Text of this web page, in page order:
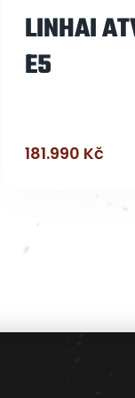
LINHAI
E5
181.990 Kč